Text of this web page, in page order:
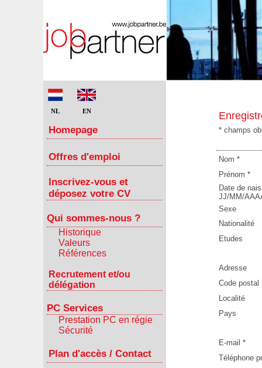
NL EN
Homepage
Offres d'emploi
Inscrivez-vous et
déposez votre CV
Qui sommes-nous ?
Historique
Valeurs
Références
Recrutement et/ou
délégation
PC Services
Prestation PC en régie
Sécurité
Plan d'accès / Contact
* champs
Nom *
Prénom *
Date de
JJ/MM/
Sexe
Nationalité
Etudes
Adresse
Code postal
Localité
Pays
E-mail *
Téléphone